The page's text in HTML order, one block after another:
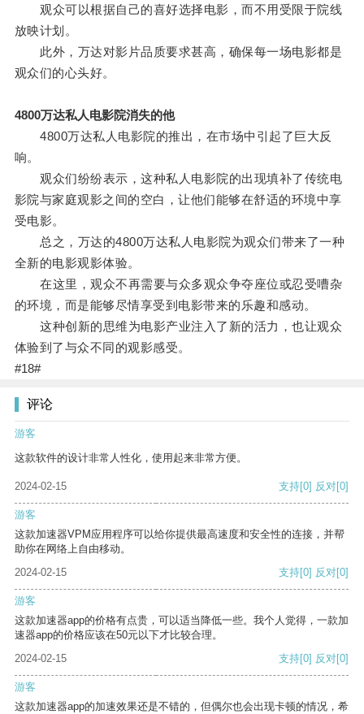
观众可以根据自己的喜好选择电影，而不用受限于院线
放映计划。
此外，万达对影片品质要求甚高，确保每一场电影都是
观众们的心头好。
4800万达私人电影院消失的他
4800万达私人电影院的推出，在市场中引起了巨大反
响。
观众们纷纷表示，这种私人电影院的出现填补了传统电
影院与家庭观影之间的空白，让他们能够在舒适的环境中享
受电影。
总之，万达的4800万达私人电影院为观众们带来了一种
全新的电影观影体验。
在这里，观众不再需要与众多观众争夺座位或忍受嘈杂
的环境，而是能够尽情享受到电影带来的乐趣和感动。
这种创新的思维为电影产业注入了新的活力，也让观众
体验到了与众不同的观影感受。
#18#
评论
游客
这款软件的设计非常人性化，使用起来非常方便。
2024-02-15 支持[0] 反对[0]
游客
这款加速器VPM应用程序可以给你提供最高速度和安全性的连接，并帮
助你在网络上自由移动。
2024-02-15
支持[0] 反对[0]
游客
这款加速器app的价格有点贵，可以适当降低一些。我个人觉得，一款加
速器app的价格应该在50元以下才比较合理。
2024-02-15
支持[0] 反对[0]
游客
这款加速器app的加速效果还是不错的，但偶尔也会出现卡顿的情况，希